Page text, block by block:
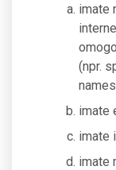
imate
(npr.
imate
imate
imate